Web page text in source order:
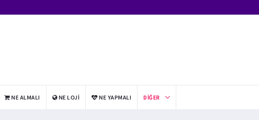
NE ALMALI NE LOJI NE YAPMALI DIĞER